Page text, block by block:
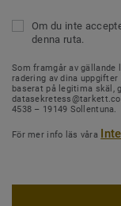
Om du inte
denna ruta.
Som framgår av
radering av dina
baserat på legitima skäl,
4538 – 19149 Sollentuna.
För mer info läs våra